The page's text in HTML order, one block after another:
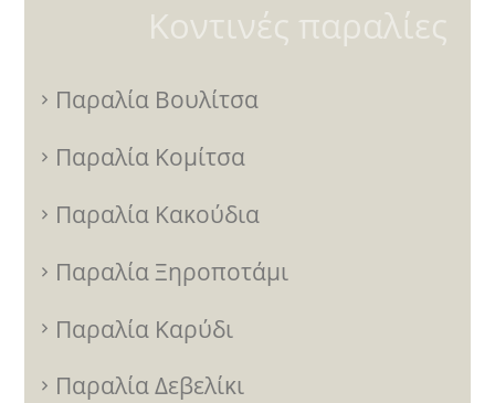
Κοντινές παραλίες
Παραλία Βουλίτσα
Παραλία Κομίτσα
Παραλία Κακούδια
Παραλία Ξηροποτάμι
Παραλία Καρύδι
Παραλία Δεβελίκι